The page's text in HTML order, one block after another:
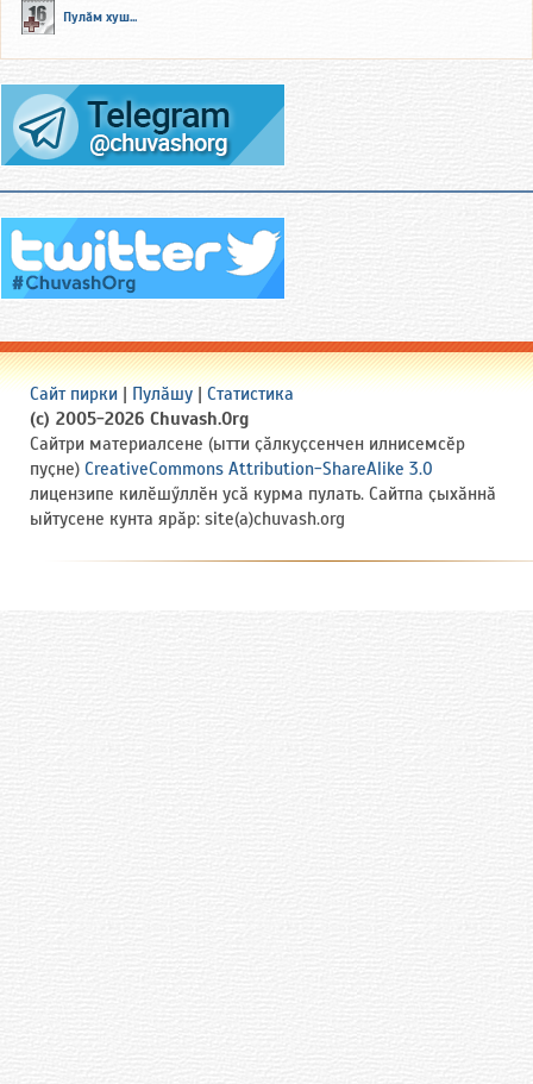
Пулӑм хуш...
Сайт пирки | Пулӑшу | Статистика
(c) 2005-2026 Chuvash.Org
Сайтри материалсене (ытти ҫӑлкуҫсенчен илнисемсӗр
пуҫне) CreativeCommons Attribution-ShareAlike 3.0
лицензипе килӗшӳллӗн усӑ курма пулать. Сайтпа ҫыхӑннӑ
ыйтусене кунта ярӑр: site(a)chuvash.org